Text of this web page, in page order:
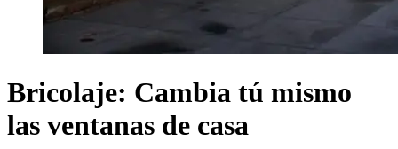
Bricolaje: Cambia tú mismo
las ventanas de casa